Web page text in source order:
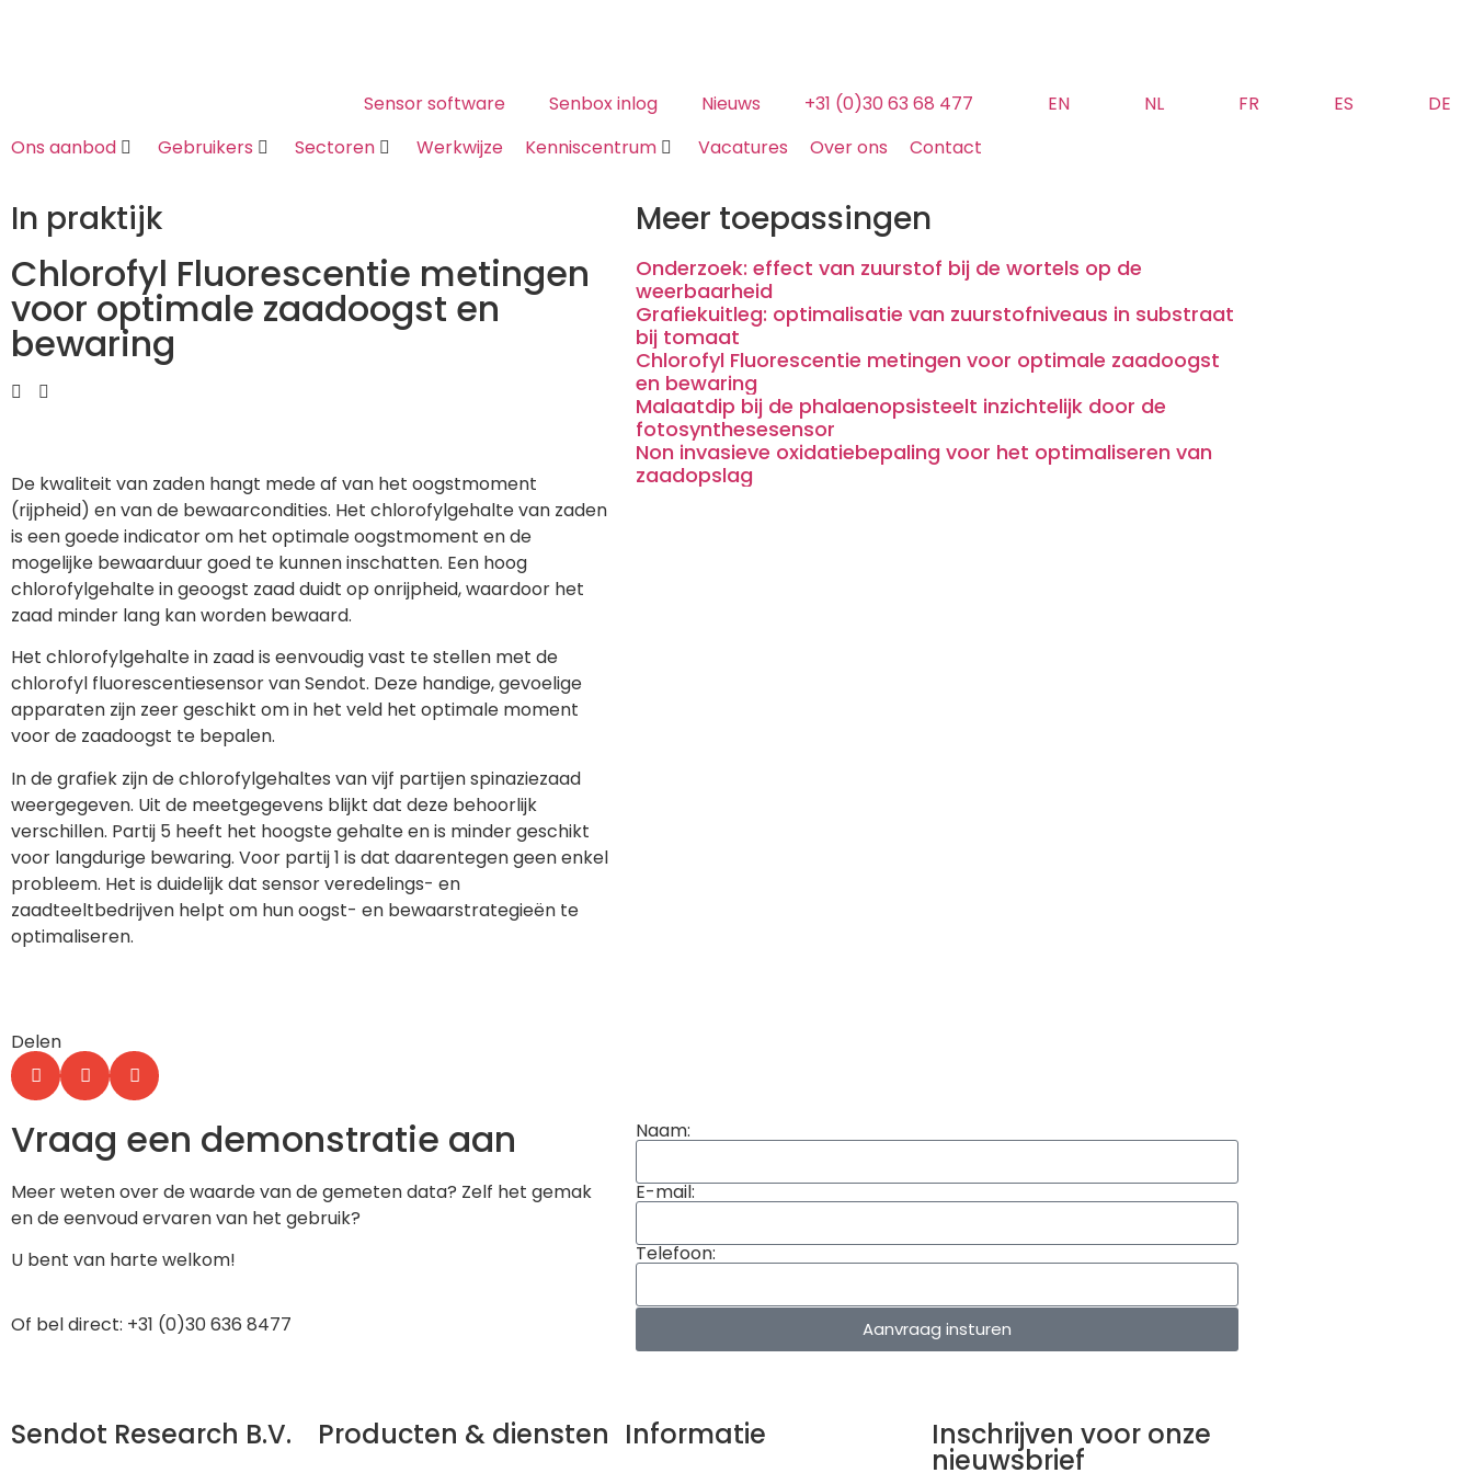
Sensor software Senbox inlog Nieuws +31 (0)30 63 68 477 EN NL FR ES
DE
Ons aanbod
Gebruikers Sectoren Werkwijze Kenniscentrum Vacatures Over ons Contact
In praktijk
Chlorofyl Fluorescentie metingen
voor optimale zaadoogst en
bewaring
De kwaliteit van zaden hangt mede af van het oogstmoment
(rijpheid) en van de bewaarcondities. Het chlorofylgehalte van zaden
is een goede indicator om het optimale oogstmoment en de
mogelijke bewaarduur goed te kunnen inschatten. Een hoog
chlorofylgehalte in geoogst zaad duidt op onrijpheid, waardoor het
zaad minder lang kan worden bewaard.
Het chlorofylgehalte in zaad is eenvoudig vast te stellen met de
chlorofyl fluorescentiesensor van Sendot. Deze handige, gevoelige
apparaten zijn zeer geschikt om in het veld het optimale moment
voor de zaadoogst te bepalen.
In de grafiek zijn de chlorofylgehaltes van vijf partijen spinaziezaad
weergegeven. Uit de meetgegevens blijkt dat deze behoorlijk
verschillen. Partij 5 heeft het hoogste gehalte en is minder geschikt
voor langdurige bewaring. Voor partij 1 is dat daarentegen geen enkel
probleem. Het is duidelijk dat sensor veredelings- en
zaadteeltbedrijven helpt om hun oogst- en bewaarstrategieën te
optimaliseren.
Delen
Meer toepassingen
Onderzoek: effect van zuurstof bij de wortels op de
weerbaarheid
Grafiekuitleg: optimalisatie van zuurstofniveaus in substraat
bij tomaat
Chlorofyl Fluorescentie metingen voor optimale zaadoogst
en bewaring
Malaatdip bij de phalaenopsisteelt inzichtelijk door de
fotosynthesesensor
Non invasieve oxidatiebepaling voor het optimaliseren van
zaadopslag
Vraag een demonstratie aan
Meer weten over de waarde van de gemeten data? Zelf het gemak
en de eenvoud ervaren van het gebruik?
U bent van harte welkom!
Of bel direct: +31 (0)30 636 8477
Naam:
E-mail:
Telefoon:
Aanvraag insturen
Sendot Research B.V. Producten & diensten Informatie Inschrijven voor onze
nieuwsbrief